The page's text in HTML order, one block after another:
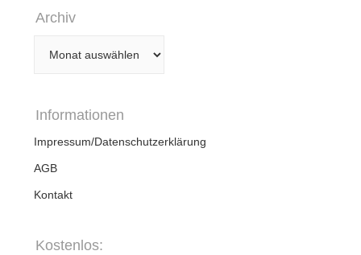
Archiv
Informationen
Impressum/Datenschutzerklärung
AGB
Kontakt
Kostenlos: